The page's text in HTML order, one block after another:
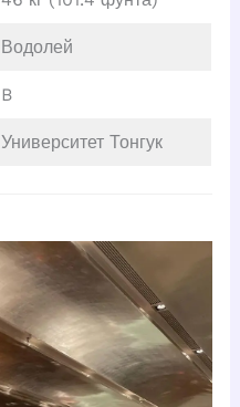
Водолей
B
Университет Тонгук